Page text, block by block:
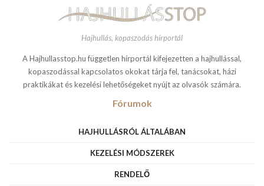
Hajhullás, kopaszodás hírportál
A Hajhullasstop.hu független hírportál kifejezetten a hajhullással,
kopaszodással kapcsolatos okokat tárja fel, tanácsokat, házi
praktikákat és kezelési lehetőségeket nyújt az olvasók számára.
Fórumok
HAJHULLÁSRÓL ÁLTALÁBAN
KEZELÉSI MÓDSZEREK
RENDELŐ